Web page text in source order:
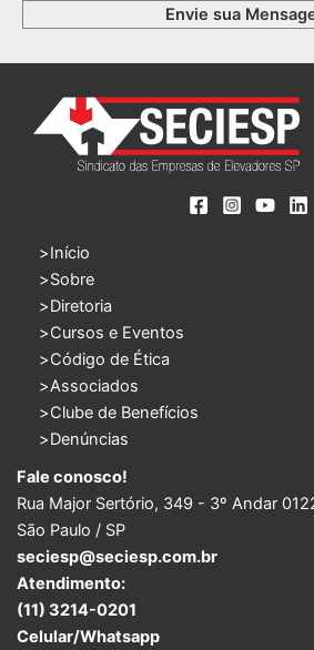
Envie sua
Início
Sobre
Diretoria
Cursos e Eventos
Código de Ética
Associados
Clube de Benefícios
Denúncias
Fale conosco!
Rua Major Sertório, 349 - 3º Andar
São Paulo / SP
seciesp@seciesp.com.br
Atendimento:
(11) 3214-0201
Celular/Whatsapp